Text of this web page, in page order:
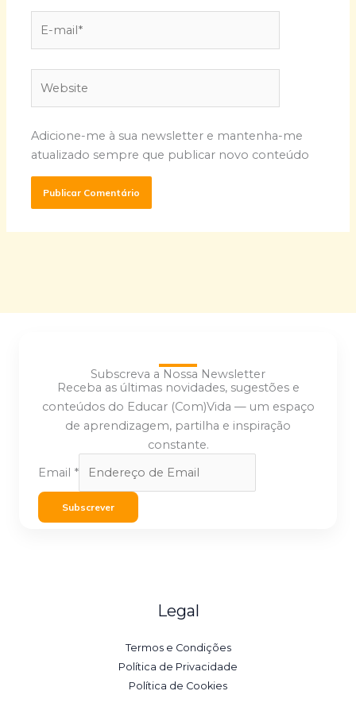
Adicione-me à sua newsletter e mantenha-me
atualizado sempre que publicar novo conteúdo
Subscreva a Nossa Newsletter
Receba as últimas novidades, sugestões e
conteúdos do Educar (Com)Vida — um espaço
de aprendizagem, partilha e inspiração
constante.
Email *
Subscrever
Legal
Termos e Condições
Política de Privacidade
Política de Cookies